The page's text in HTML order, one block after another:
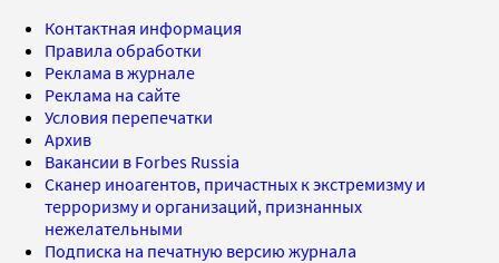
Контактная информация
Правила обработки
Реклама в журнале
Реклама на сайте
Условия перепечатки
Архив
Вакансии в Forbes Russia
Сканер иноагентов, причастных к экстремизму и
терроризму и организаций, признанных
нежелательными
Подписка на печатную версию журнала